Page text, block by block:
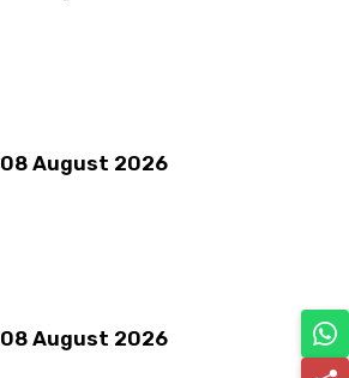
08 August 2026
08 August 2026